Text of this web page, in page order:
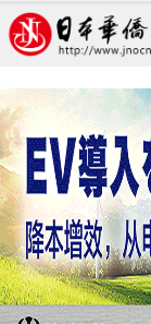
日本拟发行“
艾芜 日本新
日本华侨报 2023/2/3